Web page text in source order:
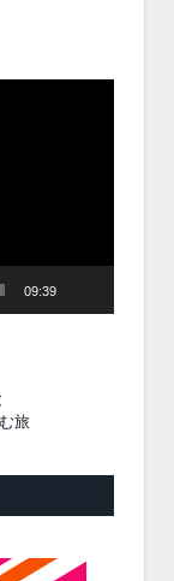
09:39
旅